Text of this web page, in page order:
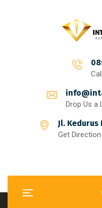
Drop Us a
Jl.
Get Direction